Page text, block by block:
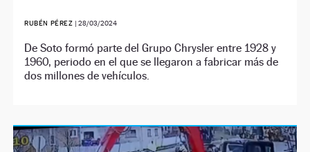
RUBÉN PÉREZ |28/03/2024
De Soto formó parte del Grupo Chrysler entre 1928 y
1960, periodo en el que se llegaron a fabricar más de
dos millones de vehículos.